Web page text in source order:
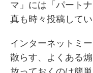
マ」には「パート
真も時々投稿してい
インターネットミ
散らす、よくある